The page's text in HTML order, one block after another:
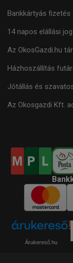
Bankkártyás fizetés
14 napos elállási jog
Az OkosGazdi.hu
Házhoszállítás
Jótállás és
Az Okosgazdi Kft.
Árukereső.hu